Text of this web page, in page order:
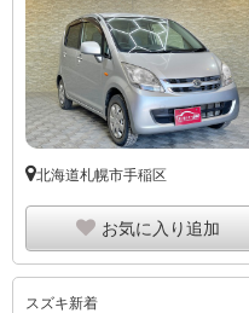
北海道札幌市手稲区
お気に入り追加
スズキ新着